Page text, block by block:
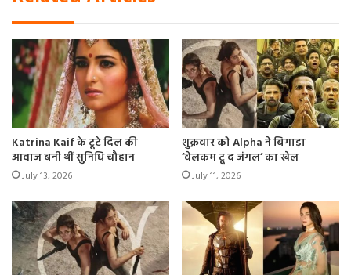
Katrina Kaif के टूटे दिल की
आवाज बनी थीं सुनिधि चौहान
July 13, 2026
शुक्रवार को Alpha ने बिगाड़ा
‘वेलकम टू द जंगल’ का खेल
July 11, 2026